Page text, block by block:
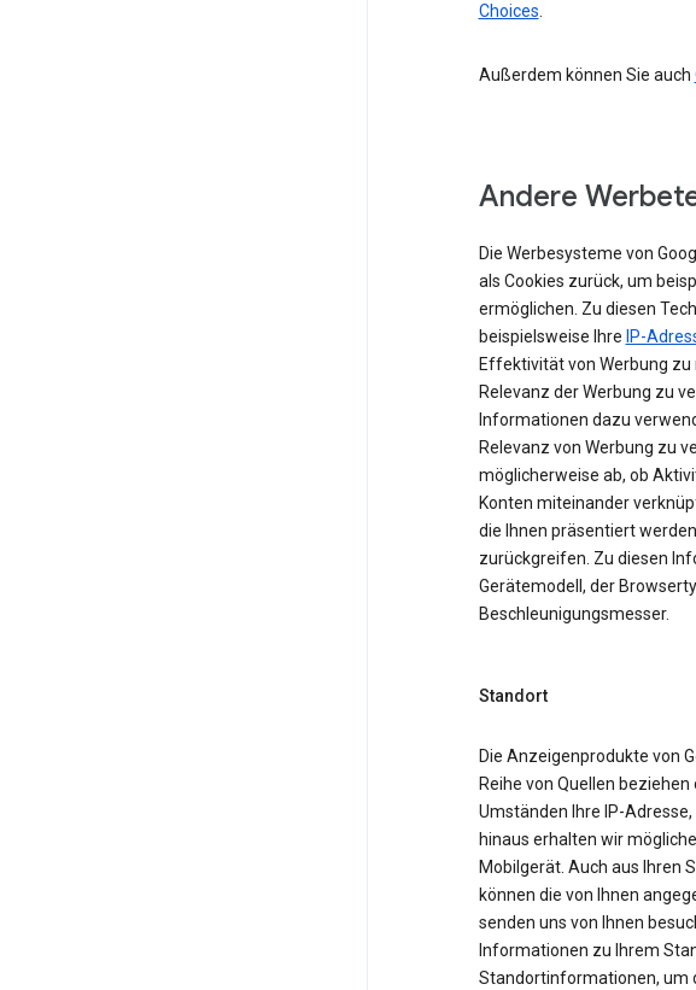
Choices.
Außerdem können Sie auch
Andere
Die Werbesysteme von
als Cookies zurück, um
ermöglichen. Zu diesen
beispielsweise Ihre IP-
Effektivität von Werbung zu
Relevanz der Werbung zu
Informationen dazu
Relevanz von Werbung zu
möglicherweise ab, ob
Konten miteinander
die Ihnen präsentiert
zurückgreifen. Zu diesen
Gerätemodell, der
Beschleunigungsmesser.
Standort
Die Anzeigenprodukte von
Reihe von Quellen
Umständen Ihre IP-
hinaus erhalten wir
Mobilgerät. Auch aus Ihren
können die von Ihnen
senden uns von Ihnen
Informationen zu Ihrem
Standortinformationen, um